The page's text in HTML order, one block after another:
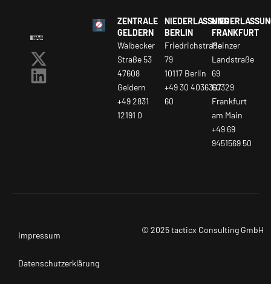
ZENTRALE
GELDERN
Walbecker
Straße 53
47608
Geldern
+49 2831
12191 0
NIEDERLASSUNG
BERLIN
Friedrichstraße
79
10117 Berlin
+49 30 4036367
60
FRANKFURT
Mainzer
Landstraße
69
60329
Frankfurt
am Main
+49 69
9451569 50
Impressum
Datenschutzerklärung
© 2025 tacticx Consulting GmbH